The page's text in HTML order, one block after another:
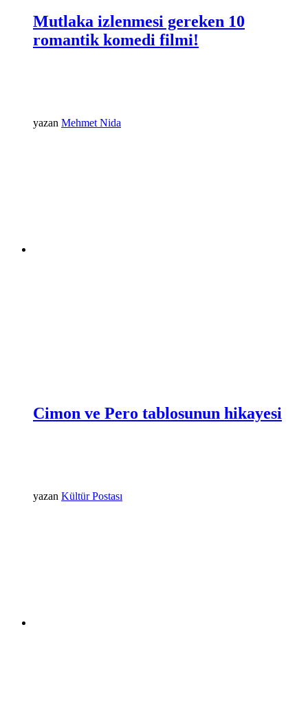
Mutlaka izlenmesi gereken 10
romantik komedi filmi!
yazan Mehmet Nida
Cimon ve Pero tablosunun hikayesi
yazan Kültür Postası